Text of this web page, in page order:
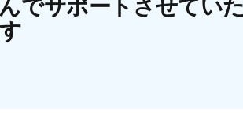
でサポートさせてい